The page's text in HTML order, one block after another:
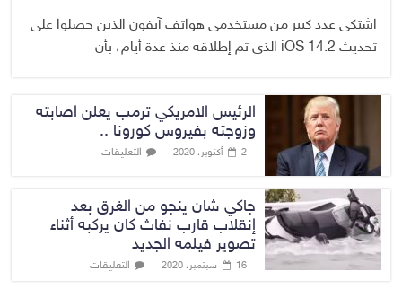
اشتكى عدد كبير من مستخدمى هواتف آيفون الذين حصلوا على
تحديث iOS 14.2 الذى تم إطلاقه منذ عدة أيام، بأن
الرئيس الامريكي ترمب يعلن اصابته
وزوجته بفيروس كورونا ..
2 أكتوبر، 2020 التعليقات
جاكي شان ينجو من الغرق بعد
إنقلاب قارب نفاث كان يركبه أثناء
تصوير فيلمه الجديد
16 سبتمبر، 2020 التعليقات